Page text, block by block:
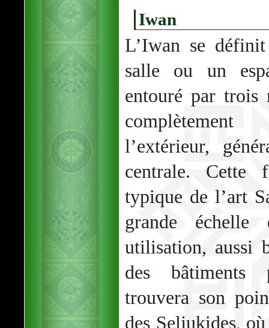
Iwan
L’Iwan se
salle ou un
entouré par trois
l’extérieur,
centrale. Cette
typique de l’art
grande
utilisation, aussi
des bâtiments
trouvera son
des Seljukides,